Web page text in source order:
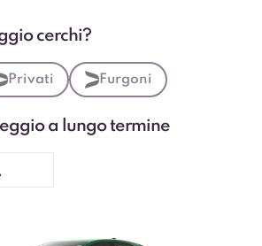
cerchi?
Privati Furgoni
a lungo termine